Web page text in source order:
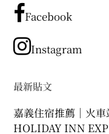
章
類
Facebook
Instagram
最新貼文
嘉義住宿推薦｜火
HOLIDAY INN